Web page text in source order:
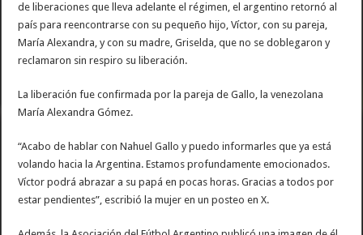
de liberaciones que lleva adelante el régimen, el argentino retornó al
país para reencontrarse con su pequeño hijo, Víctor, con su pareja,
María Alexandra, y con su madre, Griselda, que no se doblegaron y
reclamaron sin respiro su liberación.
La liberación fue confirmada por la pareja de Gallo, la venezolana
María Alexandra Gómez.
“Acabo de hablar con Nahuel Gallo y puedo informarles que ya está
volando hacia la Argentina. Estamos profundamente emocionados.
Víctor podrá abrazar a su papá en pocas horas. Gracias a todos por
estar pendientes”, escribió la mujer en un posteo en X.